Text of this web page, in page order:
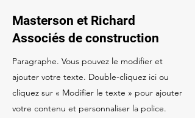
Masterson et Richard
Associés de construction
Paragraphe. Vous pouvez le modifier et
ajouter votre texte. Double-cliquez ici ou
cliquez sur « Modifier le texte » pour ajouter
votre contenu et personnaliser la police.